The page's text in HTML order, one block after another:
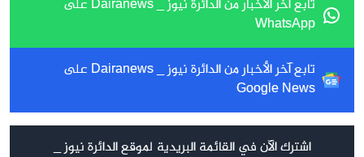
تابع آخر الأخبار من الدائرة نيوز _ Dairanews على
WhatsApp
تابع آخر الأخبار من الدائرة نيوز _ Dairanews على
Google News
اشترك الآن في القائمة البريدية لموقع الدائرة نيوز _